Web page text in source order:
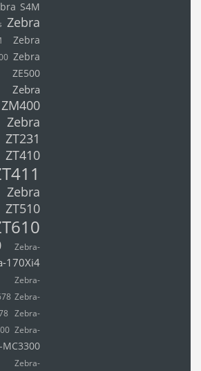
S4M
Zebra
Zebra
Zebra
ZE500
Zebra
Zebra
Zebra
Zebra-
170Xi4
Zebra-
Zebra-
Zebra-
Zebra-
Zebra-